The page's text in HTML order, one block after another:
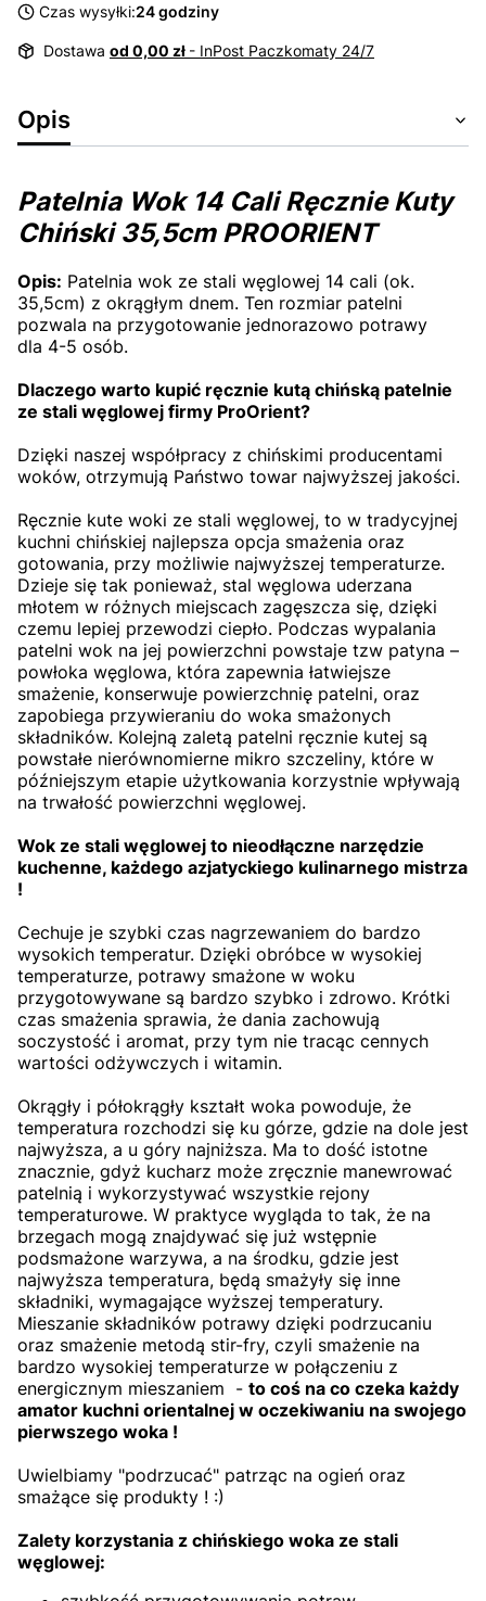
Czas wysyłki:24 godziny
Dostawa od 0,00 zł - InPost Paczkomaty 24/7
Opis
Patelnia Wok 14 Cali Ręcznie Kuty
Chiński 35,5cm PROORIENT
Opis: Patelnia wok ze stali węglowej 14 cali (ok.
35,5cm) z okrągłym dnem. Ten rozmiar patelni
pozwala na przygotowanie jednorazowo potrawy
dla 4-5 osób.
Dlaczego warto kupić ręcznie kutą chińską patelnie
ze stali węglowej firmy ProOrient?
Dzięki naszej współpracy z chińskimi producentami
woków, otrzymują Państwo towar najwyższej jakości.
Ręcznie kute woki ze stali węglowej, to w tradycyjnej
kuchni chińskiej najlepsza opcja smażenia oraz
gotowania, przy możliwie najwyższej temperaturze.
Dzieje się tak ponieważ, stal węglowa uderzana
młotem w różnych miejscach zagęszcza się, dzięki
czemu lepiej przewodzi ciepło. Podczas wypalania
patelni wok na jej powierzchni powstaje tzw patyna –
powłoka węglowa, która zapewnia łatwiejsze
smażenie, konserwuje powierzchnię patelni, oraz
zapobiega przywieraniu do woka smażonych
składników. Kolejną zaletą patelni ręcznie kutej są
powstałe nierównomierne mikro szczeliny, które w
późniejszym etapie użytkowania korzystnie wpływają
na trwałość powierzchni węglowej.
Wok ze stali węglowej to nieodłączne narzędzie
kuchenne, każdego azjatyckiego kulinarnego mistrza
!
Cechuje je szybki czas nagrzewaniem do bardzo
wysokich temperatur. Dzięki obróbce w wysokiej
temperaturze, potrawy smażone w woku
przygotowywane są bardzo szybko i zdrowo. Krótki
czas smażenia sprawia, że dania zachowują
soczystość i aromat, przy tym nie tracąc cennych
wartości odżywczych i witamin.
Okrągły i półokrągły kształt woka powoduje, że
temperatura rozchodzi się ku górze, gdzie na dole jest
najwyższa, a u góry najniższa. Ma to dość istotne
znacznie, gdyż kucharz może zręcznie manewrować
patelnią i wykorzystywać wszystkie rejony
temperaturowe. W praktyce wygląda to tak, że na
brzegach mogą znajdywać się już wstępnie
podsmażone warzywa, a na środku, gdzie jest
najwyższa temperatura, będą smażyły się inne
składniki, wymagające wyższej temperatury.
Mieszanie składników potrawy dzięki podrzucaniu
oraz smażenie metodą stir-fry, czyli smażenie na
bardzo wysokiej temperaturze w połączeniu z
energicznym mieszaniem - to coś na co czeka każdy
amator kuchni orientalnej w oczekiwaniu na swojego
pierwszego woka !
Uwielbiamy "podrzucać" patrząc na ogień oraz
smażące się produkty ! :)
Zalety korzystania z chińskiego woka ze stali
węglowej: